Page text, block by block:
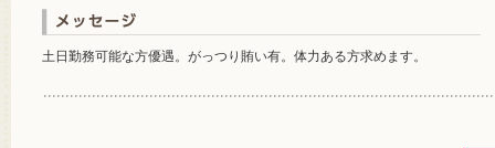
土日勤務可能な方優遇。がっつり賄い有。体力ある方求めます。